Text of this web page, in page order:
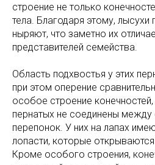
строение не только
тела. Благодаря этому,
ныряют, что заметно их
представителей семейства.
Область подхвостья у этих
при этом оперение
особое строение
пернатых не соединены
перепонок. У них на лапах
лопасти, которые
Кроме особого строения,